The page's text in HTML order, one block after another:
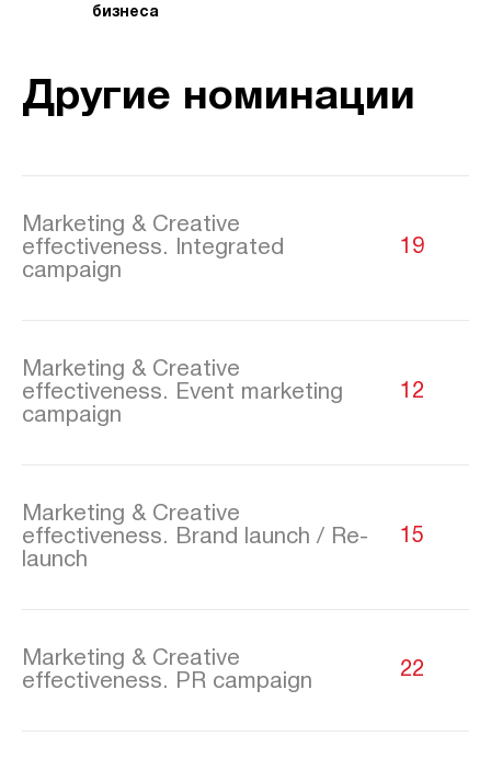
бизнеса
Другие номинации
Marketing & Creative
effectiveness. Integrated
campaign
19
Marketing & Creative
effectiveness. Event marketing
campaign
12
Marketing & Creative
effectiveness. Brand launch / Re-
launch
15
Marketing & Creative
effectiveness. PR campaign
22